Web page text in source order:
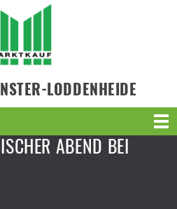
LODDENHEIDE
ABEND BEI